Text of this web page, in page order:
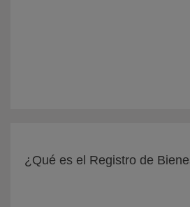
¿Qué es el Registro de